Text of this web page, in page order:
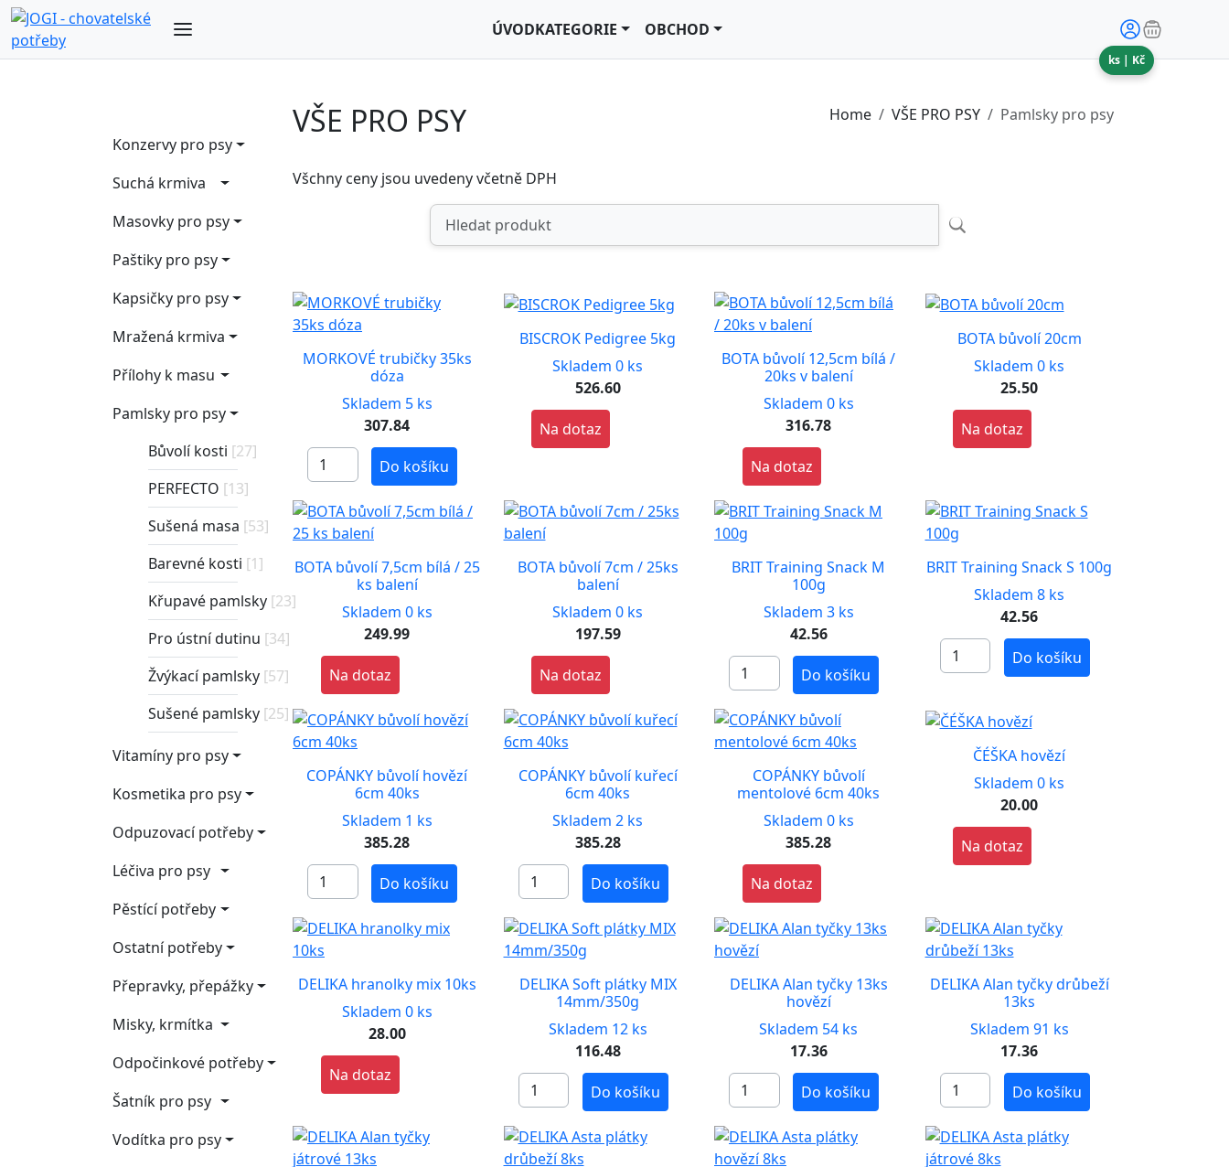
ÚVODKATEGORIE OBCHOD
ks | Kč
Konzervy pro psy
Suchá krmiva
Masovky pro psy
Paštiky pro psy
Kapsičky pro psy
Mražená krmiva
Přílohy k masu
Pamlsky pro psy
Bůvolí kosti [27]
PERFECTO [13]
Sušená masa [53]
Barevné kosti [1]
Křupavé pamlsky [23]
Pro ústní dutinu [34]
Žvýkací pamlsky [57]
Sušené pamlsky [25]
Vitamíny pro psy
Kosmetika pro psy
Odpuzovací potřeby
Léčiva pro psy
Pěstící potřeby
Ostatní potřeby
Přepravky, přepážky
Misky, krmítka
Odpočinkové potřeby
Šatník pro psy
Vodítka pro psy
VŠE PRO PSY Home VŠE PRO PSY Pamlsky pro psy
Všchny ceny jsou uvedeny včetně DPH
MORKOVÉ trubičky 35ks
dóza
Skladem 5 ks
307.84
Do košíku
BISCROK Pedigree 5kg
Skladem 0 ks
526.60
Na dotaz
BOTA bůvolí 12,5cm bílá /
20ks v balení
Skladem 0 ks
316.78
Na dotaz
BOTA bůvolí 20cm
Skladem 0 ks
25.50
Na dotaz
BOTA bůvolí 7,5cm bílá / 25
ks balení
Skladem 0 ks
249.99
Na dotaz
BOTA bůvolí 7cm / 25ks
balení
Skladem 0 ks
197.59
Na dotaz
BRIT Training Snack M
100g
Skladem 3 ks
42.56
Do košíku
BRIT Training Snack S 100g
Skladem 8 ks
42.56
Do košíku
COPÁNKY bůvolí hovězí
6cm 40ks
Skladem 1 ks
385.28
Do košíku
COPÁNKY bůvolí kuřecí
6cm 40ks
Skladem 2 ks
385.28
Do košíku
COPÁNKY bůvolí
mentolové 6cm 40ks
Skladem 0 ks
385.28
Na dotaz
ČÉŠKA hovězí
Skladem 0 ks
20.00
Na dotaz
DELIKA hranolky mix 10ks
Skladem 0 ks
28.00
Na dotaz
DELIKA Soft plátky MIX
14mm/350g
Skladem 12 ks
116.48
Do košíku
DELIKA Alan tyčky 13ks
hovězí
Skladem 54 ks
17.36
Do košíku
DELIKA Alan tyčky drůbeží
13ks
Skladem 91 ks
17.36
Do košíku